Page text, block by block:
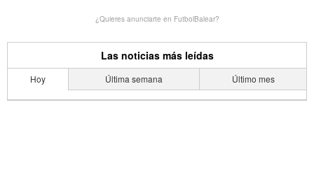
¿Quieres anunciarte en FutbolBalear?
Las noticias más leídas
Hoy Última semana Último mes